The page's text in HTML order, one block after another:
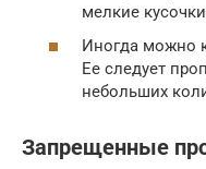
мелкие
Иногда можно
Ее следует
небольших
Запрещенные